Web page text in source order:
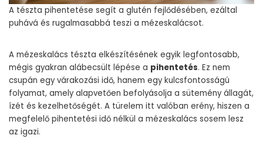
A tészta pihentetése segít a glutén fejlődésében, ezáltal
puhává és rugalmasabbá teszi a mézeskalácsot.
A mézeskalács tészta elkészítésének egyik legfontosabb,
mégis gyakran alábecsült lépése a pihentetés. Ez nem
csupán egy várakozási idő, hanem egy kulcsfontosságú
folyamat, amely alapvetően befolyásolja a sütemény állagát,
ízét és kezelhetőségét. A türelem itt valóban erény, hiszen a
megfelelő pihentetési idő nélkül a mézeskalács sosem lesz
az igazi.